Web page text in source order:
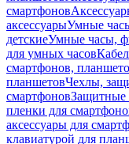
смартфонов
аксессуарыУмные
детскиеУмные часы,
для умных часов
смартфонов,
планшетовЧехлы,
смартфоновЗащитные
пленки для
аксессуары для
клавиатурой для